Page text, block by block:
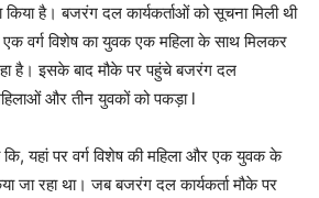
है। बजरंग दल कार्यकर्ताओं को सूचना मिली थी
वर्ग विशेष का युवक एक महिला के साथ मिलकर
है। इसके बाद मौके पर पहुंचे बजरंग दल
और तीन युवकों को पकड़ा l
यहां पर वर्ग विशेष की महिला और एक युवक के
जा रहा था। जब बजरंग दल कार्यकर्ता मौके पर